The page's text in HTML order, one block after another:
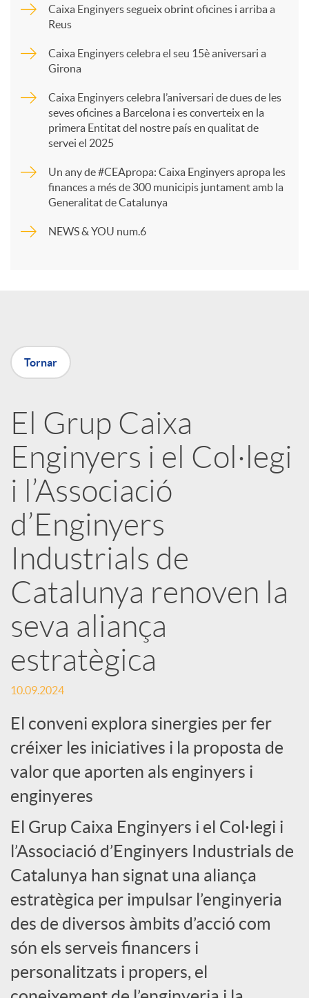
t
X
r
x
e
s
S
o
c
i
a
l
s
Caixa Enginyers segueix obrint oficines i arriba a
Reus
Caixa Enginyers celebra el seu 15è aniversari a
Girona
Caixa Enginyers celebra l’aniversari de dues de les
seves oficines a Barcelona i es converteix en la
primera Entitat del nostre país en qualitat de
servei el 2025
Un any de #CEApropa: Caixa Enginyers apropa les
finances a més de 300 municipis juntament amb la
Generalitat de Catalunya
NEWS & YOU num.6
Tornar
El Grup Caixa
Enginyers i el Col·legi
i l’Associació
d’Enginyers
Industrials de
Catalunya renoven la
seva aliança
estratègica
10.09.2024
El conveni explora sinergies per fer
créixer les iniciatives i la proposta de
valor que aporten als enginyers i
enginyeres
El Grup Caixa Enginyers i el Col·legi i
l’Associació d’Enginyers Industrials de
Catalunya han signat una aliança
estratègica per impulsar l’enginyeria
des de diversos àmbits d’acció com
són els serveis financers i
personalitzats i propers, el